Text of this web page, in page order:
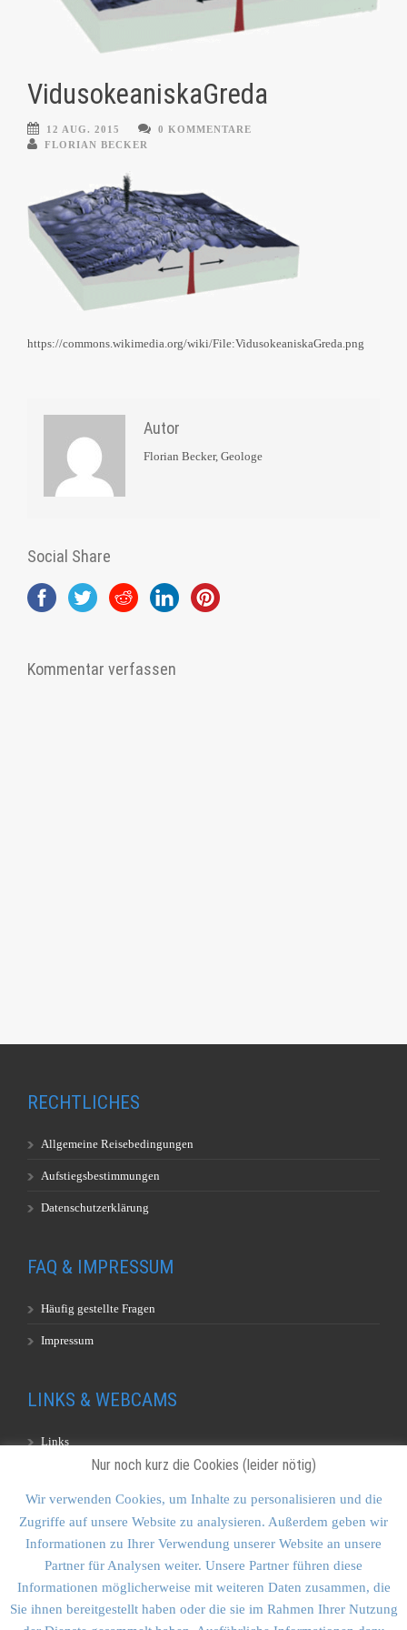
VidusokeaniskaGreda
12 AUG. 2015
0 KOMMENTARE
FLORIAN BECKER
https://commons.wikimedia.org/wiki/File:VidusokeaniskaGreda.png
Autor
Florian Becker, Geologe
Social Share
Kommentar verfassen
RECHTLICHES
Allgemeine Reisebedingungen
Aufstiegsbestimmungen
Datenschutzerklärung
FAQ & IMPRESSUM
Häufig gestellte Fragen
Impressum
LINKS & WEBCAMS
Links
KONTAKT & SITEMAP
Kontakt
Sitemap
Nur noch kurz die Cookies (leider nötig)
Wir verwenden Cookies, um Inhalte zu personalisieren und die
Zugriffe auf unsere Website zu analysieren. Außerdem geben wir
Informationen zu Ihrer Verwendung unserer Website an unsere
Partner für Analysen weiter. Unsere Partner führen diese
Informationen möglicherweise mit weiteren Daten zusammen, die
Sie ihnen bereitgestellt haben oder die sie im Rahmen Ihrer Nutzung